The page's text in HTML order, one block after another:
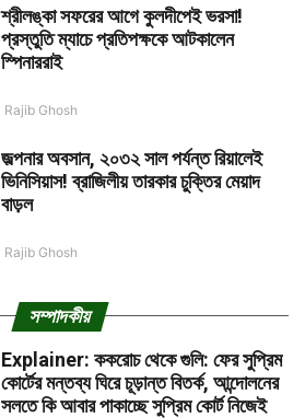
শ্রীলঙ্কা সফরের আগে কুলদীপেই ভরসা!
প্রস্তুতি ম্যাচে প্রতিপক্ষকে আটকালেন
স্পিনাররাই
Rajib Ghosh
জল্পনার অবসান, ২০৩২ সাল পর্যন্ত রিয়ালেই
ভিনিসিয়াস! ব্রাজিলীয় তারকার চুক্তির মেয়াদ
বাড়ল
Rajib Ghosh
সম্পাদকীয়
Explainer: ককরোচ থেকে গুলি: ফের সুপ্রিম
কোর্টের মন্তব্য ঘিরে চূড়ান্ত বিতর্ক, আন্দোলনের
সলতে কি আবার পাকাচ্ছে সুপ্রিম কোর্ট নিজেই